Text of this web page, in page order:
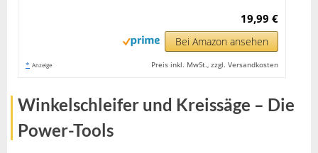
19,99 €
Bei Amazon ansehen
* Anzeige Preis inkl. MwSt., zzgl. Versandkosten
Winkelschleifer und Kreissäge – Die
Power-Tools